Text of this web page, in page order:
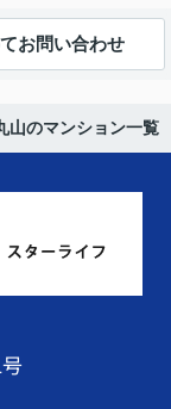
お問い合わせ
山のマンション一覧